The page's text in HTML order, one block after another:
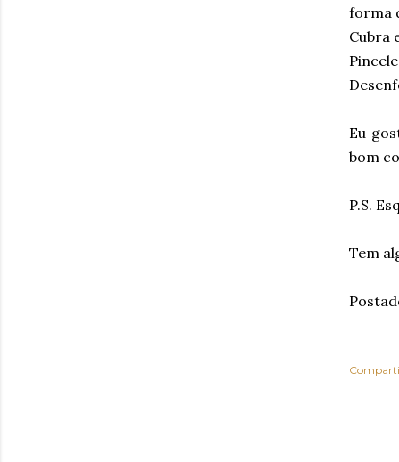
forma
Cubra
Eu
bom
P.S.
Tem